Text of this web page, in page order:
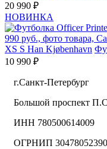
20 990 ₽
НОВИНКА
XS S Han Kjøbenhavn
10 990 ₽
г.Санкт-Петербург
Большой проспект
ИНН 780500614009
ОГРНИП